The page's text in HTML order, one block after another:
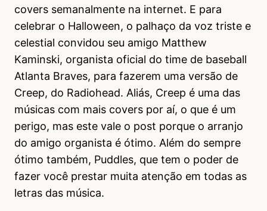
covers semanalmente na internet. E para
celebrar o Halloween, o palhaço da voz triste e
celestial convidou seu amigo Matthew
Kaminski, organista oficial do time de baseball
Atlanta Braves, para fazerem uma versão de
Creep, do Radiohead. Aliás, Creep é uma das
músicas com mais covers por aí, o que é um
perigo, mas este vale o post porque o arranjo
do amigo organista é ótimo. Além do sempre
ótimo também, Puddles, que tem o poder de
fazer você prestar muita atenção em todas as
letras das música.